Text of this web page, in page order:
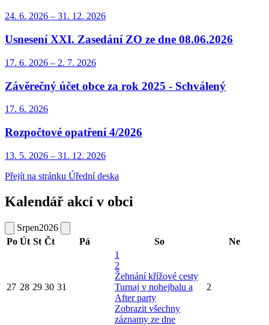
24. 6. 2026 – 31. 12. 2026
Usnesení XXI. Zasedání ZO ze dne 08.06.2026
17. 6. 2026 – 2. 7. 2026
Závěrečný účet obce za rok 2025 - Schválený
17. 6. 2026
Rozpočtové opatření 4/2026
13. 5. 2026 – 31. 12. 2026
Přejít na stránku Úřední deska
Kalendář akcí v obci
Srpen2026
Po Út St Čt Pá So Ne
27 28 29 30 31
1
2
Žehnání křížové cesty
Turnaj v nohejbalu a
After party
Zobrazit všechny
záznamy ze dne
2